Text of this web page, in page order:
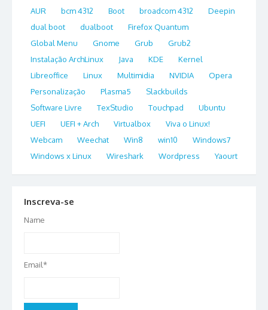
AUR
bcm 4312 Boot broadcom 4312
Deepin
dual boot
dualboot
Firefox Quantum
Global Menu
Gnome Grub
Grub2
Instalação ArchLinux
Java KDE
Kernel
Libreoffice
Linux Multimidia NVIDIA
Opera
Personalização
Plasma5
Slackbuilds
Software Livre
TexStudio Touchpad
Ubuntu
UEFI
UEFI + Arch Virtualbox
Viva o Linux!
Webcam
Weechat Win8 win10
Windows7
Windows x Linux
Wireshark Wordpress Yaourt
Inscreva-se
Name
Email*